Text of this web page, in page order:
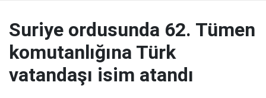
Suriye ordusunda 62. Tümen
komutanlığına Türk
vatandaşı isim atandı